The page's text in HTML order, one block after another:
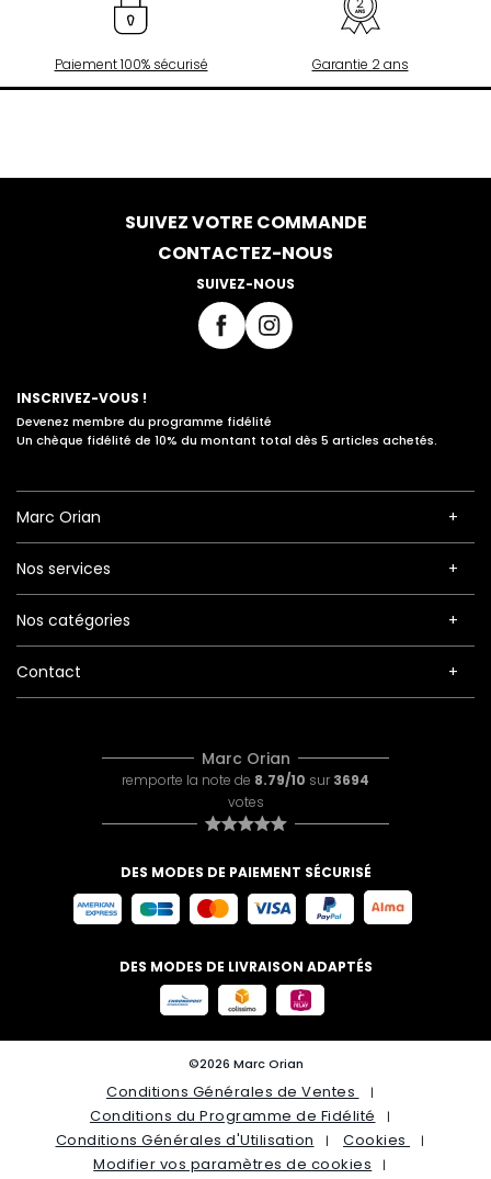
Paiement 100% sécurisé Garantie 2 ans
SUIVEZ VOTRE COMMANDE
CONTACTEZ-NOUS
SUIVEZ-NOUS
INSCRIVEZ-VOUS !
Devenez membre du programme fidélité
Un chèque fidélité de 10% du montant total dès 5 articles achetés.
Marc Orian
Nos services
Nos catégories
Contact
Marc Orian
remporte la note de 8.79/10 sur 3694
votes
DES MODES DE PAIEMENT SÉCURISÉ
DES MODES DE LIVRAISON ADAPTÉS
©2026 Marc Orian
Conditions Générales de Ventes
Conditions du Programme de Fidélité
Conditions Générales d'Utilisation
Cookies
Modifier vos paramètres de cookies